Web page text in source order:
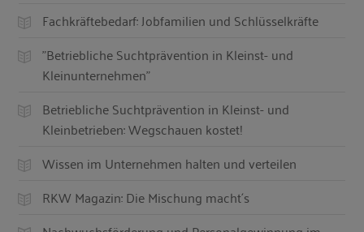
Fachkräftebedarf: Jobfamilien und Schlüsselkräfte
"Betriebliche Suchtprävention in Kleinst- und
Kleinunternehmen"
Betriebliche Suchtprävention in Kleinst- und
Kleinbetrieben: Wegschauen kostet!
Wissen im Unternehmen halten und verteilen
RKW Magazin: Die Mischung macht´s